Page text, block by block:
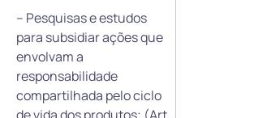
– Pesquisas e estudos
para subsidiar ações que
envolvam a
responsabilidade
compartilhada pelo ciclo